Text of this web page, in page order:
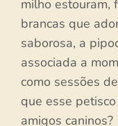
milho estouram,
brancas que
saborosa, a
associada a
como sessões
que esse
amigos caninos?